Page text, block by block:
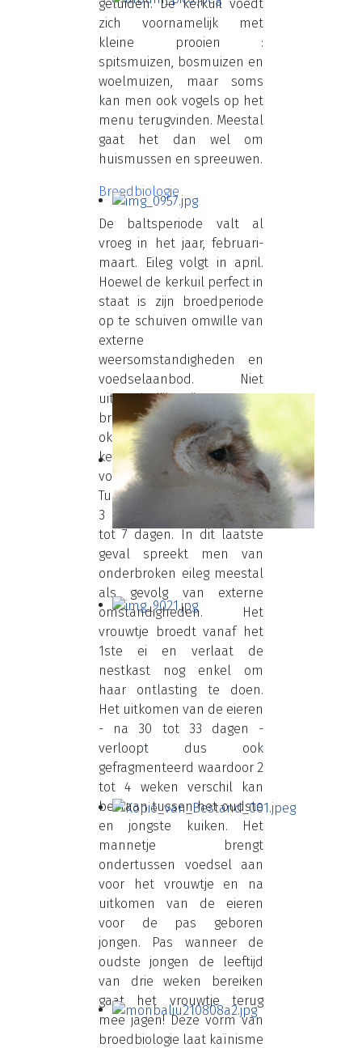
geluiden. De kerkuil voedt
zich voornamelijk met
kleine prooien :
spitsmuizen, bosmuizen en
woelmuizen, maar soms
kan men ook vogels op het
menu terugvinden. Meestal
gaat het dan wel om
huismussen en spreeuwen.
Broedbiologie
De baltsperiode valt al
vroeg in het jaar, februari-
maart. Eileg volgt in april.
Hoewel de kerkuil perfect in
staat is zijn broedperiode
op te schuiven omwille van
externe
weersomstandigheden en
voedselaanbod. Niet
uitzonderlijk zijn er nog
broedsels in september-
oktober-november. De
kerkuil legt 4 tot 9 eieren,
volledig wit en licht ovaal.
Tussen elk ei verlopen 2 tot
3 dagen, bij uitzondering 4
tot 7 dagen. In dit laatste
geval spreekt men van
onderbroken eileg meestal
als gevolg van externe
omstandigheden. Het
vrouwtje broedt vanaf het
1ste ei en verlaat de
nestkast nog enkel om
haar ontlasting te doen.
Het uitkomen van de eieren
- na 30 tot 33 dagen -
verloopt dus ook
gefragmenteerd waardoor 2
tot 4 weken verschil kan
bestaan tussen het oudste
en jongste kuiken. Het
mannetje brengt
ondertussen voedsel aan
voor het vrouwtje en na
uitkomen van de eieren
voor de pas geboren
jongen. Pas wanneer de
oudste jongen de leeftijd
van drie weken bereiken
gaat het vrouwtje terug
mee jagen! Deze vorm van
broedbiologie laat kaïnisme